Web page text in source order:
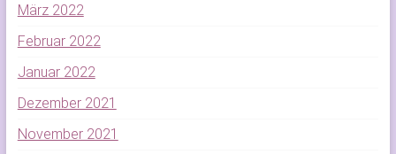
März 2022
Februar 2022
Januar 2022
Dezember 2021
November 2021